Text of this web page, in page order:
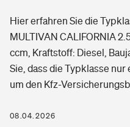
Grundfähigkeitsversicherung
Arbeitsrechtsschutz
Berufshaftpflichtversicherung
Zur Übersicht
Elementarversicherung
Freizeit
Pri­vate Haft­pflicht­
Gesundheit
Private Krankenversicherung
Hier erfahren Sie die
MULTIVAN CALIFORNIA
ccm, Kraftstoff: Diesel,
Sie, dass die Typklasse
um den Kfz-
08.04.2026